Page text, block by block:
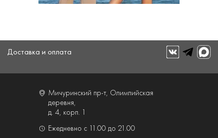
Доставка и оплата
Мичуринский пр-т, Олимпийская
деревня,
д. 4, корп. 1
Ежедневно с 11.00 до 21.00